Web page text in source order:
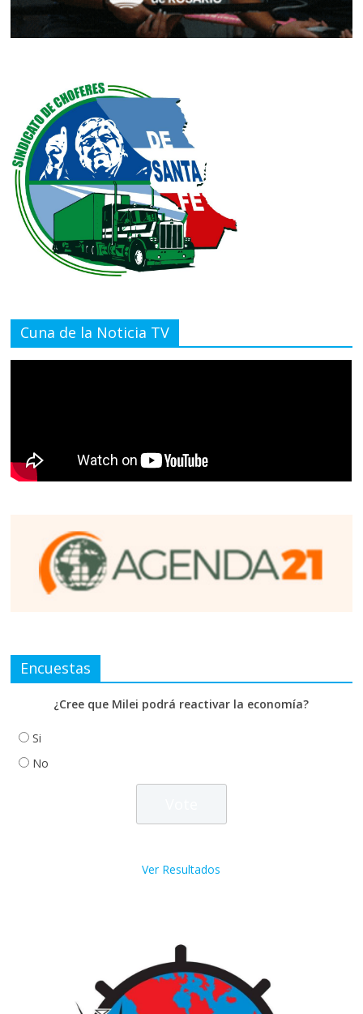
Cuna de la Noticia TV
Encuestas
¿Cree que Milei podrá reactivar la economía?
Si
No
Ver Resultados